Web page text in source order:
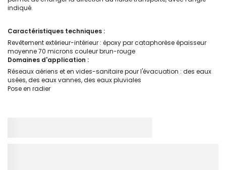
indiqué.
Caractéristiques techniques :
Revêtement extérieur-intérieur : époxy par cataphorèse épaisseur
moyenne 70 microns couleur brun-rouge
Domaines d'application :
Réseaux aériens et en vides-sanitaire pour l'évacuation : des eaux
usées, des eaux vannes, des eaux pluviales
Pose en radier